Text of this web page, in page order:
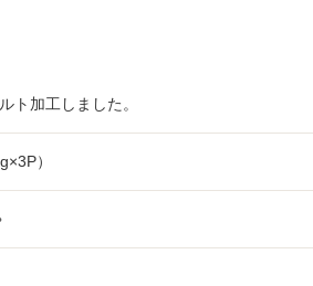
ト加工しました。
）